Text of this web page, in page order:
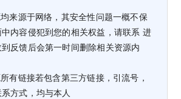
来源于网络，其安全性问题一概不保
内容侵犯到您的相关权益，请联系 进
反馈后会第一时间删除相关资源内
有链接若包含第三方链接，引流号，
方式，均与本人